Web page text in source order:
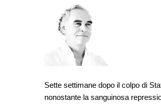
Sette settimane dopo il colpo di
nonostante la sanguinosa